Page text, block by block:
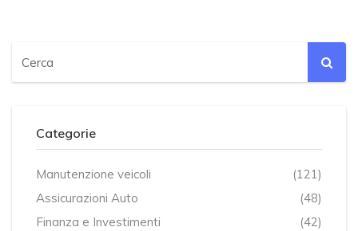
Categorie
Manutenzione veicoli
(121)
Assicurazioni Auto
(48)
Finanza e Investimenti
(42)